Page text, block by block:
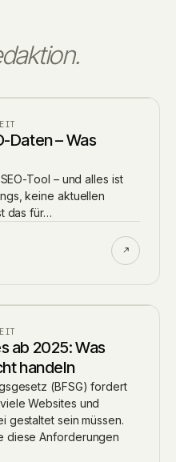
Daten – Was
Tool – und alles ist
keine aktuellen
das für…
ab 2025: Was
handeln
(BFSG) fordert
Websites und
gestaltet sein müssen.
diese Anforderungen